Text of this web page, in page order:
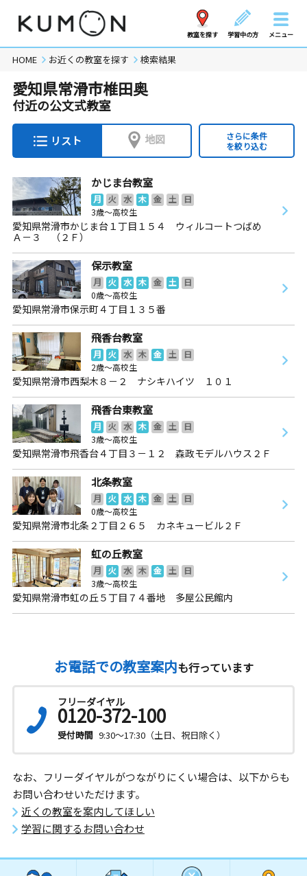
教室を探す 学習中の方 メニュー
HOME お近くの教室を探す 検索結果
愛知県常滑市椎田奥
付近の公文式教室
リスト 地図
さらに条件
を絞り込む
かじま台教室
月 火 水 木 金 土
日
3歳～高校生
愛知県常滑市かじま台１丁目１５４ ウィルコートつばめ
Ａ－３ （２Ｆ）
保示教室
月 火 水 木 金 土
日
0歳～高校生
愛知県常滑市保示町４丁目１３５番
飛香台教室
月 火 水 木 金 土
日
2歳～高校生
愛知県常滑市西梨木８－２ ナシキハイツ １０１
飛香台東教室
月 火 水 木 金 土
日
3歳～高校生
愛知県常滑市飛香台４丁目３－１２ 森政モデルハウス２Ｆ
北条教室
月 火 水 木 金 土
日
0歳～高校生
愛知県常滑市北条２丁目２６５ カネキュービル２Ｆ
虹の丘教室
月 火 水 木 金 土
日
3歳～高校生
愛知県常滑市虹の丘５丁目７４番地 多屋公民館内
お電話での教室案内も行っています
フリーダイヤル
0120-372-100
受付時間 9:30～17:30（土日、祝日除く）
なお、フリーダイヤルがつながりにくい場合は、以下からも
お問い合わせいただけます。
近くの教室を案内してほしい
学習に関するお問い合わせ